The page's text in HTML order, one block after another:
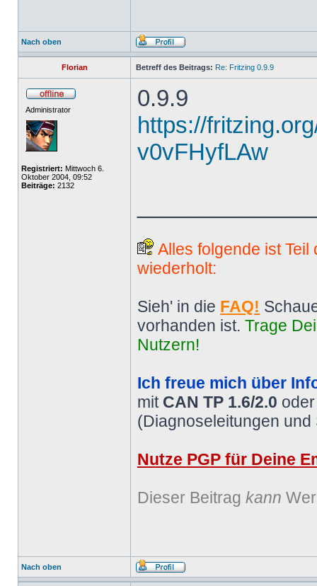
Nach oben
Florian Betreff des Beitrags: Re: Fritzing 0.9.9
Administrator
Registriert: Mittwoch 6.
Oktober 2004, 09:52
Beiträge: 2132
0.9.9
https://
v0vFHyfLAw
Alles folgende ist
wiederholt:
Sieh' in die FAQ!
vorhanden ist. Trage
Nutzern!
Ich freue mich über
mit CAN TP 1.6/2.0
(Diagnoseleitungen
Nutze PGP für Deine
Dieser Beitrag kann
Nach oben